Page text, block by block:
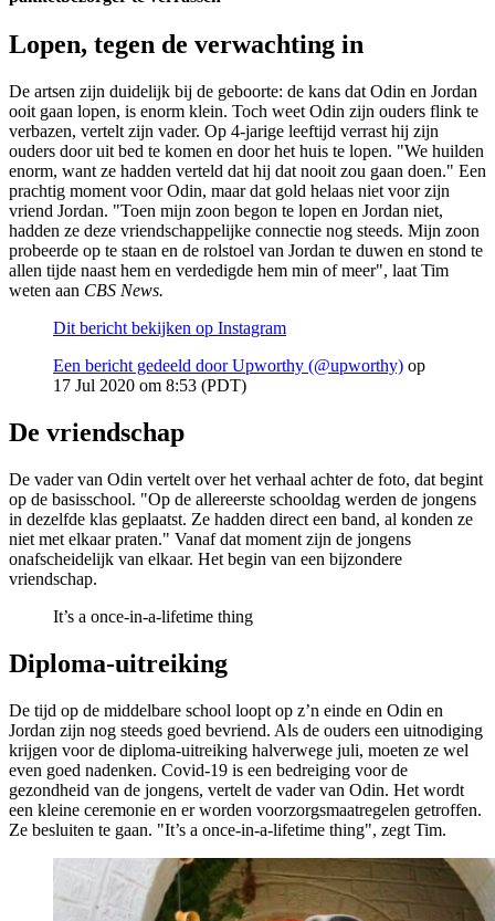
Lopen, tegen de verwachting in
De artsen zijn duidelijk bij de geboorte: de kans dat Odin en Jordan
ooit gaan lopen, is enorm klein. Toch weet Odin zijn ouders flink te
verbazen, vertelt zijn vader. Op 4-jarige leeftijd verrast hij zijn
ouders door uit bed te komen en door het huis te lopen. "We huilden
enorm, want ze hadden verteld dat hij dat nooit zou gaan doen." Een
prachtig moment voor Odin, maar dat gold helaas niet voor zijn
vriend Jordan. "Toen mijn zoon begon te lopen en Jordan niet,
hadden ze deze vriendschappelijke connectie nog steeds. Mijn zoon
probeerde op te staan ​​en de rolstoel van Jordan te duwen en stond te
allen tijde naast hem en verdedigde hem min of meer", laat Tim
weten aan CBS News.
Dit bericht bekijken op Instagram
Een bericht gedeeld door Upworthy (@upworthy) op
17 Jul 2020 om 8:53 (PDT)
De vriendschap
De vader van Odin vertelt over het verhaal achter de foto, dat begint
op de basisschool. "Op de allereerste schooldag werden de jongens
in dezelfde klas geplaatst. Ze hadden direct een band, al konden ze
niet met elkaar praten." Vanaf dat moment zijn de jongens
onafscheidelijk van elkaar. Het begin van een bijzondere
vriendschap.
It’s a once-in-a-lifetime thing
Diploma-uitreiking
De tijd op de middelbare school loopt op z’n einde en Odin en
Jordan zijn nog steeds goed bevriend. Als de ouders een uitnodiging
krijgen voor de diploma-uitreiking halverwege juli, moeten ze wel
even goed nadenken. Covid-19 is een bedreiging voor de
gezondheid van de jongens, vertelt de vader van Odin. Het wordt
een kleine ceremonie en er worden voorzorgsmaatregelen getroffen.
Ze besluiten te gaan. "It’s a once-in-a-lifetime thing", zegt Tim.